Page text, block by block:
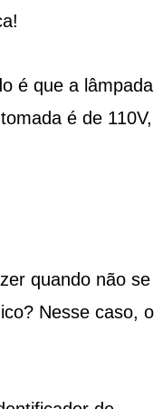
é que a lâmpada
é de 110V,
quando não se
Nesse caso, o